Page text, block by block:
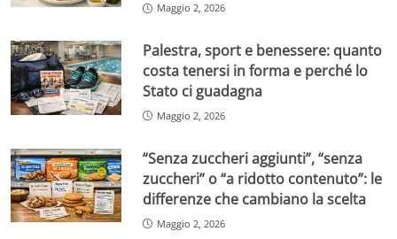
Maggio 2, 2026
Palestra, sport e benessere: quanto
costa tenersi in forma e perché lo
Stato ci guadagna
Maggio 2, 2026
“Senza zuccheri aggiunti”, “senza
zuccheri” o “a ridotto contenuto”: le
differenze che cambiano la scelta
Maggio 2, 2026